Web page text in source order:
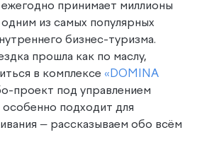
принимает миллионы
одним из самых популярных
бизнес-туризма.
прошла как по маслу,
в комплексе «DOMINA
проект под управлением
подходит для
— рассказываем обо всём